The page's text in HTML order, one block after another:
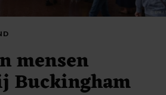
mensen
Buckingham